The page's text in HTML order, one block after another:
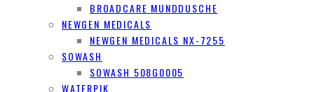
BROADCARE MUNDDUSCHE
NEWGEN MEDICALS
NEWGEN MEDICALS NX-7255
SOWASH
SOWASH 508G0005
WATERPIK